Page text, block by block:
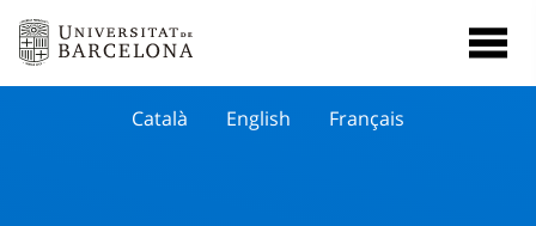
Català English Français